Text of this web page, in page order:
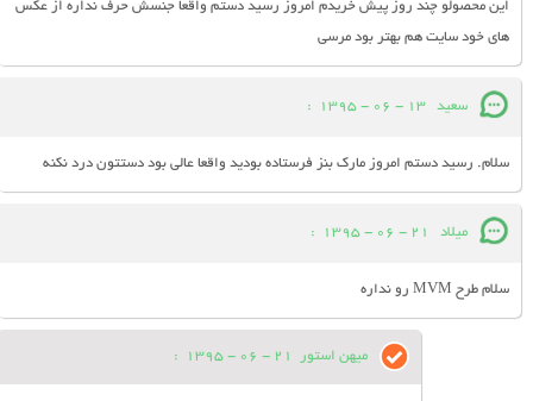
این محصولو چند روز پیش خریدم امروز رسید دستم واقعا جنسش حرف نداره از عکس
های خود سایت هم بهتر بود مرسی
سعید 13 - 06 - 1395
:
سلام. رسید دستم امروز مارک بنز فرستاده بودید واقعا عالی بود دستتون درد نکنه
میلاد 21 - 06 - 1395
:
سلام طرح MVM رو نداره
میهن استور 21 - 06 - 1395
: